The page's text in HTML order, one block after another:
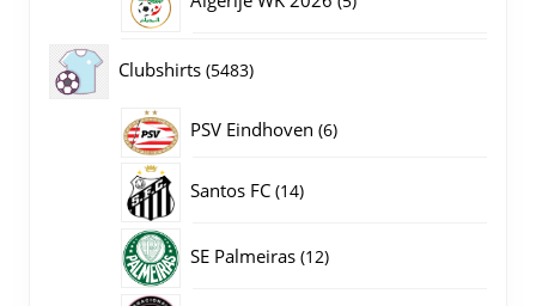
Clubshirts 54835483
producten
PSV Eindhoven 66
Santos FC 1414
SE Palmeiras 1212